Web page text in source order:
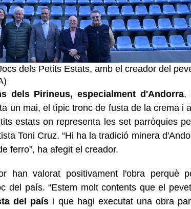
dels Petits Estats, amb el creador del
dels Pirineus, especialment d'Andorra,
un mai, el típic tronc de fusta de la crema i
estats on representa les set parròquies
Toni Cruz. “Hi ha la tradició minera
ferro”, ha afegit el creador.
han valorat positivament l'obra perquè
del país. “Estem molt contents que el
del país i que hagi executat una obra